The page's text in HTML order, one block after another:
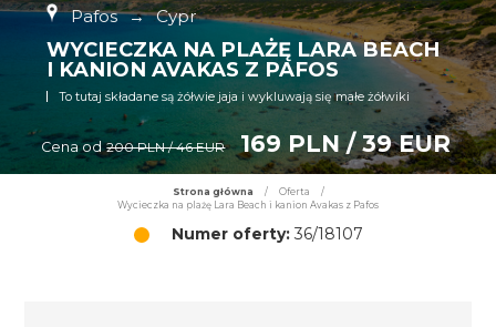
Pafos → Cypr
WYCIECZKA NA PLAŻĘ LARA BEACH
I KANION AVAKAS Z PAFOS
To tutaj składane są żółwie jaja i wykluwają się małe żółwiki
Cena od 200 PLN / 46 EUR 169 PLN / 39 EUR
Strona główna / Oferta
/
Wycieczka na plażę Lara Beach i kanion Avakas z Pafos
Numer oferty:36/18107